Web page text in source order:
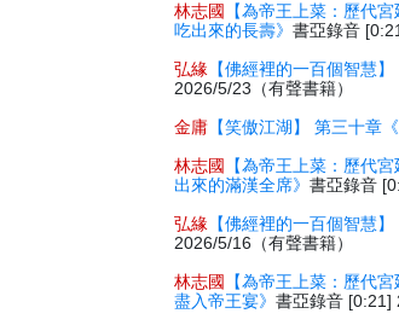
林志國
【為帝王上菜：歷代
吃出來的長壽》書亞錄音
弘緣 【佛經裡的一百個智慧
2026/5/23（有聲書籍）
金庸 【笑傲江湖】 第三十章
林志國
【為帝王上菜：歷代
出來的滿漢全席》書亞錄音
弘緣 【佛經裡的一百個智慧
2026/5/16（有聲書籍）
林志國
【為帝王上菜：歷代
盡入帝王宴》書亞錄音 [0:21]